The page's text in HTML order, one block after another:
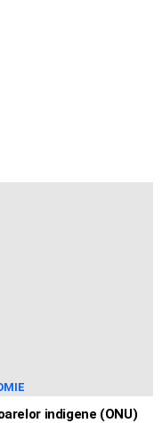
indigene (ONU)